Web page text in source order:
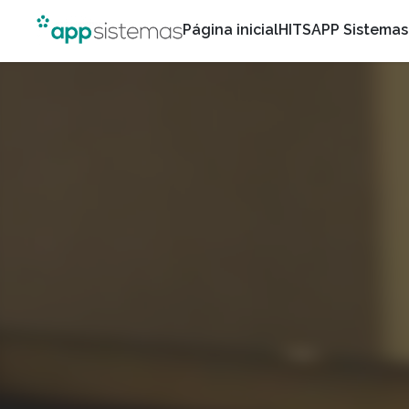
Página inicialHITSAPP Sistemas